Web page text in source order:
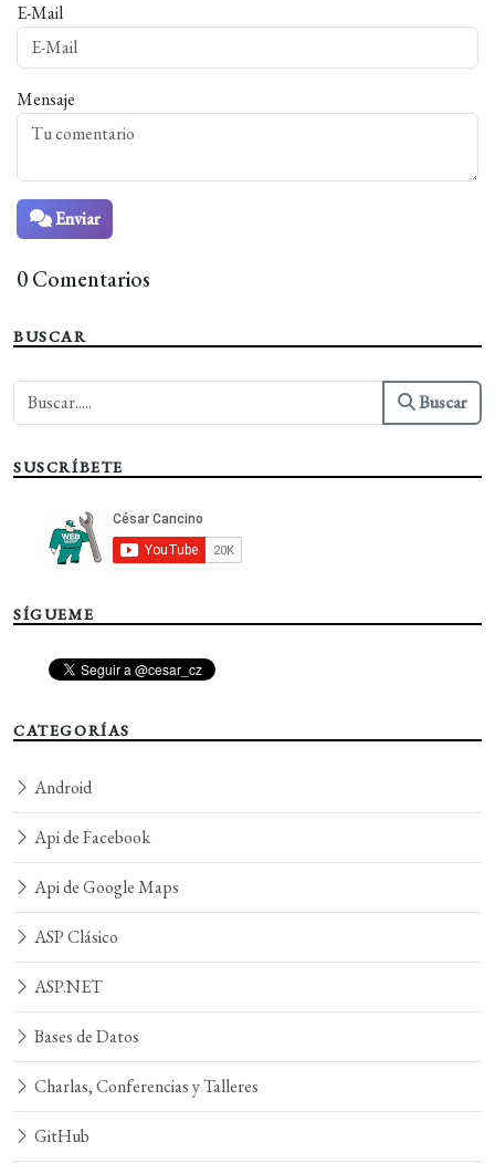
E-Mail
Mensaje
Enviar
0 Comentarios
BUSCAR
Buscar
SUSCRÍBETE
SÍGUEME
CATEGORÍAS
Android
Api de Facebook
Api de Google Maps
ASP Clásico
ASP.NET
Bases de Datos
Charlas, Conferencias y Talleres
GitHub